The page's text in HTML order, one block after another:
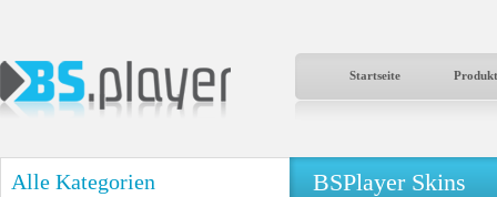
Startseite
Alle Kategorien BSPlayer Skins